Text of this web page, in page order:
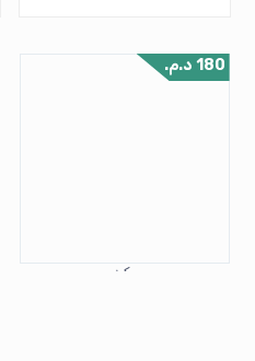
بوركيني
180 د.م.